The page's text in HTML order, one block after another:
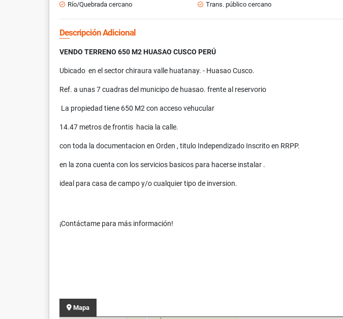
Río/Quebrada cercano
Trans. público cercano
Descripción Adicional
VENDO TERRENO 650 M2 HUASAO CUSCO PERÚ
Ubicado en el sector chiraura valle huatanay. - Huasao Cusco.
Ref. a unas 7 cuadras del municipo de huasao. frente al reservorio
La propiedad tiene 650 M2 con acceso vehucular
14.47 metros de frontis hacia la calle.
con toda la documentacion en Orden , titulo Independizado Inscrito en RRPP.
en la zona cuenta con los servicios basicos para hacerse instalar .
ideal para casa de campo y/o cualquier tipo de inversion.
¡Contáctame para más información!
Mapa